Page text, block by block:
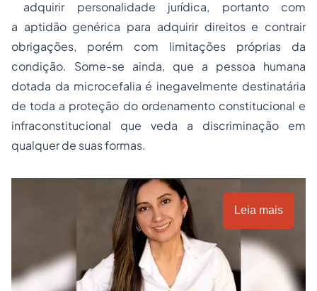
adquirir personalidade jurídica, portanto com
a aptidão genérica para adquirir direitos e contrair
obrigações, porém com limitações próprias da
condição. Some-se ainda, que a pessoa humana
dotada da microcefalia é inegavelmente destinatária
de toda a proteção do ordenamento constitucional e
infraconstitucional que veda a discriminação em
qualquer de suas formas.
Leia mais